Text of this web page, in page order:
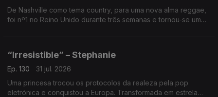
De Nashville como tema country, para uma nova alma reggae,
foi nº1 no Reino Unido durante três semanas e tornou-se um
“Irresistible” – Stephanie
Ep. 130
31 jul. 2026
Uma princesa trocou os protocolos da realeza pela pop
eletrónica e conquistou a Europa. Transformada em estrela